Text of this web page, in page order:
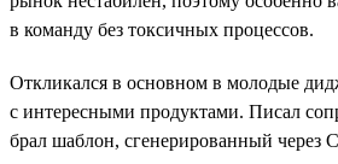
в команду без токсичных процессов.
Откликался в основном в молодые
с интересными продуктами. Писал
брал шаблон, сгенерированный через